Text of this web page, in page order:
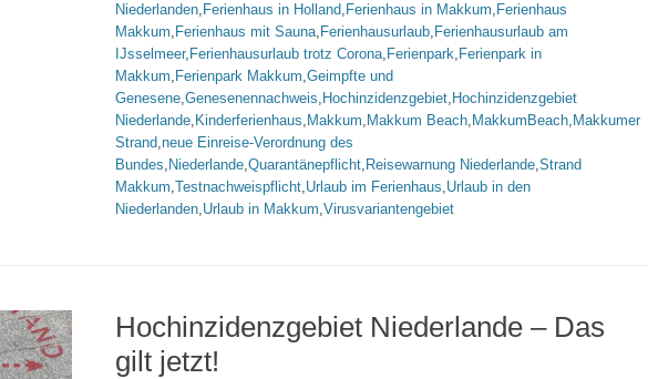
Niederlanden, Ferienhaus in Holland, Ferienhaus in Makkum, Ferienhaus
Makkum, Ferienhaus mit Sauna, Ferienhausurlaub, Ferienhausurlaub am
IJsselmeer, Ferienhausurlaub trotz Corona, Ferienpark, Ferienpark in
Makkum, Ferienpark Makkum,Geimpfte und
Genesene,Genesenennachweis, Hochinzidenzgebiet, Hochinzidenzgebiet
Niederlande, Kinderferienhaus, Makkum, Makkum Beach, MakkumBeach, Makkumer
Strand,neue Einreise-Verordnung des
Bundes, Niederlande,Quarantänepflicht, Reisewarnung Niederlande,Strand
Makkum,Testnachweispflicht,Urlaub im Ferienhaus,Urlaub in den
Niederlanden,Urlaub in Makkum,Virusvariantengebiet
Hochinzidenzgebiet Niederlande – Das
gilt jetzt!